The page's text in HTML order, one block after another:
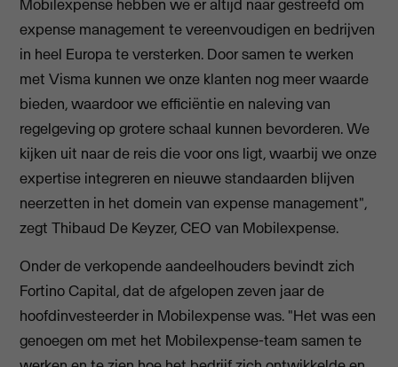
Mobilexpense hebben we er altijd naar gestreefd om
expense management te vereenvoudigen en bedrijven
in heel Europa te versterken. Door samen te werken
met Visma kunnen we onze klanten nog meer waarde
bieden, waardoor we efficiëntie en naleving van
regelgeving op grotere schaal kunnen bevorderen. We
kijken uit naar de reis die voor ons ligt, waarbij we onze
expertise integreren en nieuwe standaarden blijven
neerzetten in het domein van expense management",
zegt Thibaud De Keyzer, CEO van Mobilexpense.
Onder de verkopende aandeelhouders bevindt zich
Fortino Capital, dat de afgelopen zeven jaar de
hoofdinvesteerder in Mobilexpense was. "Het was een
genoegen om met het Mobilexpense-team samen te